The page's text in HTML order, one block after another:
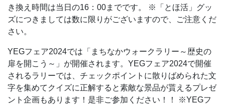
き換え時間は当日の16：00までです。
※「とほ活」グッ
ズにつきましては数に限りがございますので、ご注意くだ
さい。
YEGフェア2024では「まちなかウォークラリー～歴史の
扉を開こう～」が開催されます。YEGフェア2024で開催
されるラリーでは、チェックポイントに散りばめられた文
字を集めてクイズに正解すると素敵な景品が貰えるプレゼ
ント企画もあります！是非ご参加ください！！
※YEGフ